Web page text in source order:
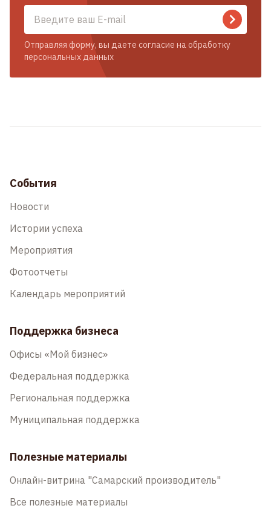
Отправляя форму, вы даете согласие на обработку
персональных данных
События
Новости
Истории успеха
Мероприятия
Фотоотчеты
Календарь мероприятий
Поддержка бизнеса
Офисы «Мой бизнес»
Федеральная поддержка
Региональная поддержка
Муниципальная поддержка
Полезные материалы
Онлайн-витрина "Самарский производитель"
Все полезные материалы